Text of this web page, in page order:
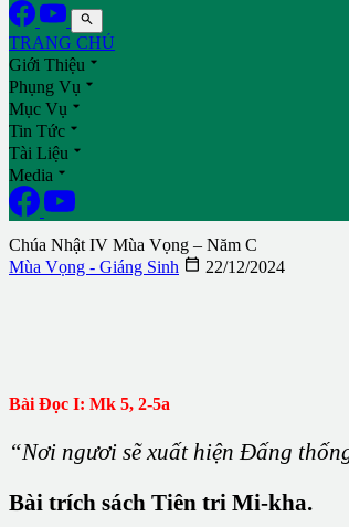

TRANG CHỦ
Giới Thiệu 
Phụng Vụ 
Mục Vụ 
Tin Tức 
Tài Liệu 
Media 
Chúa Nhật IV Mùa Vọng – Năm C
Mùa Vọng - Giáng Sinh  22/12/2024
Bài Ðọc I: Mk 5, 2-5a
“Nơi ngươi sẽ xuất hiện Ðấng
Bài trích sách Tiên tri Mi-kha.